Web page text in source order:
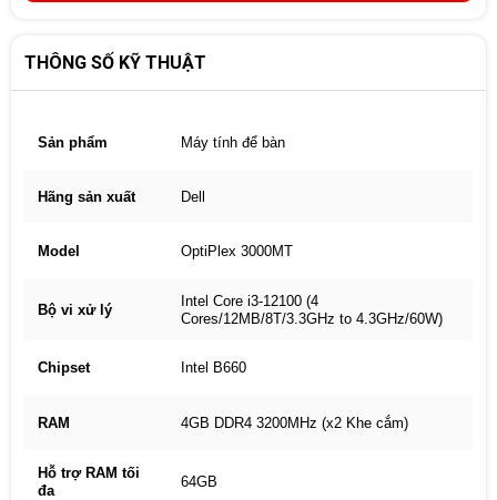
THÔNG SỐ KỸ THUẬT
Sản phẩm Máy tính để bàn
Hãng sản xuất Dell
Model OptiPlex 3000MT
Bộ vi xử lý
Intel Core i3-12100 (4
Cores/12MB/8T/3.3GHz to 4.3GHz/60W)
Chipset Intel B660
RAM 4GB DDR4 3200MHz (x2 Khe cắm)
Hỗ trợ RAM tối
đa
64GB